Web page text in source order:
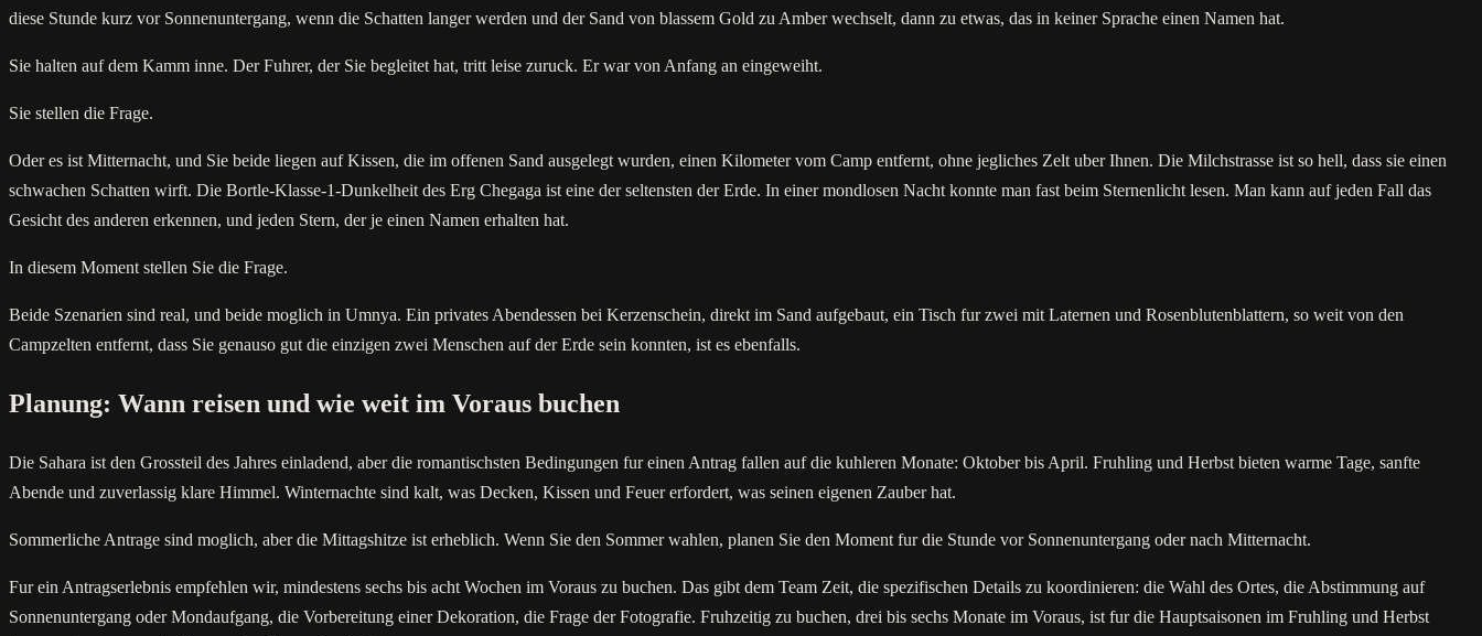
diese Stunde kurz vor Sonnenuntergang, wenn die Schatten langer werden und der Sand von blassem Gold zu Amber wechselt, dann zu etwas, das in keiner Sprache einen Namen hat.
Sie halten auf dem Kamm inne. Der Fuhrer, der Sie begleitet hat, tritt leise zuruck. Er war von Anfang an eingeweiht.
Sie stellen die Frage.
Oder es ist Mitternacht, und Sie beide liegen auf Kissen, die im offenen Sand ausgelegt wurden, einen Kilometer vom Camp entfernt, ohne jegliches Zelt uber Ihnen. Die Milchstrasse ist so hell, dass sie einen
schwachen Schatten wirft. Die Bortle-Klasse-1-Dunkelheit des Erg Chegaga ist eine der seltensten der Erde. In einer mondlosen Nacht konnte man fast beim Sternenlicht lesen. Man kann auf jeden Fall das
Gesicht des anderen erkennen, und jeden Stern, der je einen Namen erhalten hat.
In diesem Moment stellen Sie die Frage.
Beide Szenarien sind real, und beide moglich in Umnya. Ein privates Abendessen bei Kerzenschein, direkt im Sand aufgebaut, ein Tisch fur zwei mit Laternen und Rosenblutenblattern, so weit von den
Campzelten entfernt, dass Sie genauso gut die einzigen zwei Menschen auf der Erde sein konnten, ist es ebenfalls.
Planung: Wann reisen und wie weit im Voraus buchen
Die Sahara ist den Grossteil des Jahres einladend, aber die romantischsten Bedingungen fur einen Antrag fallen auf die kuhleren Monate: Oktober bis April. Fruhling und Herbst bieten warme Tage, sanfte
Abende und zuverlassig klare Himmel. Winternachte sind kalt, was Decken, Kissen und Feuer erfordert, was seinen eigenen Zauber hat.
Sommerliche Antrage sind moglich, aber die Mittagshitze ist erheblich. Wenn Sie den Sommer wahlen, planen Sie den Moment fur die Stunde vor Sonnenuntergang oder nach Mitternacht.
Fur ein Antragserlebnis empfehlen wir, mindestens sechs bis acht Wochen im Voraus zu buchen. Das gibt dem Team Zeit, die spezifischen Details zu koordinieren: die Wahl des Ortes, die Abstimmung auf
Sonnenuntergang oder Mondaufgang, die Vorbereitung einer Dekoration, die Frage der Fotografie. Fruhzeitig zu buchen, drei bis sechs Monate im Voraus, ist fur die Hauptsaisonen im Fruhling und Herbst